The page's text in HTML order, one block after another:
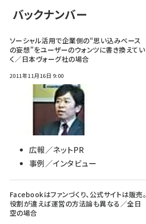
バックナンバー
ソーシャル活用で企業側の“思い込みベース
の妄想”をユーザーのウォンツに書き換えてい
く／日本ヴォーグ社の場合
2011年11月16日 9:00
広報／ネットPR
事例／インタビュー
Facebookはファンづくり、公式サイトは販売。
役割が違えば運営の方法論も異なる／全日
空の場合